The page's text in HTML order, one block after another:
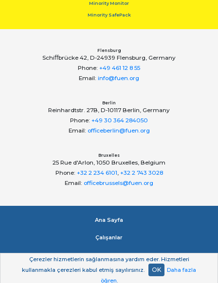
Minority Monitor
Minority SafePack
Flensburg
Schiﬀbrücke 42, D-24939 Flensburg, Germany
Phone: +49 461 12 8 55
Email: info@fuen.org
Berlin
Reinhardtstr. 27B, D-10117 Berlin, Germany
Phone: +49 30 364 284050
Email: officeberlin@fuen.org
Bruxelles
25 Rue d'Arlon, 1050 Bruxelles, Belgium
Phone: +32 2 234 6101, +32 2 743 3028
Email: officebrussels@fuen.org
Ana Sayfa
Çalışanlar
Impressum
Gizlilik beyan
Çerezler hizmetlerin sağlanmasına yardım eder. Hizmetleri
kullanmakla çerezleri kabul etmiş sayılırsınız.
OK
Daha fazla
öğren.